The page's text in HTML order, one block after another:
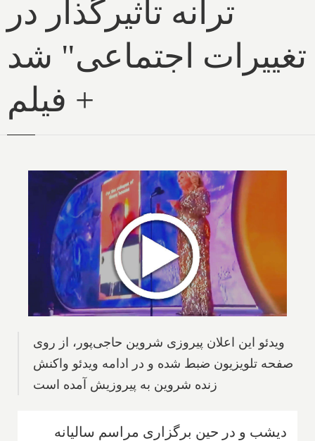
ترانه تاثیرگذار در
تغییرات اجتماعی" شد
+ فیلم
ویدئو این اعلان پیروزی شروین حاجی‌پور، از روی
صفحه تلویزیون ضبط شده و در ادامه ویدئو واکنش
زنده شروین به پیروزیش آمده است
دیشب و در حین برگزاری مراسم سالیانه